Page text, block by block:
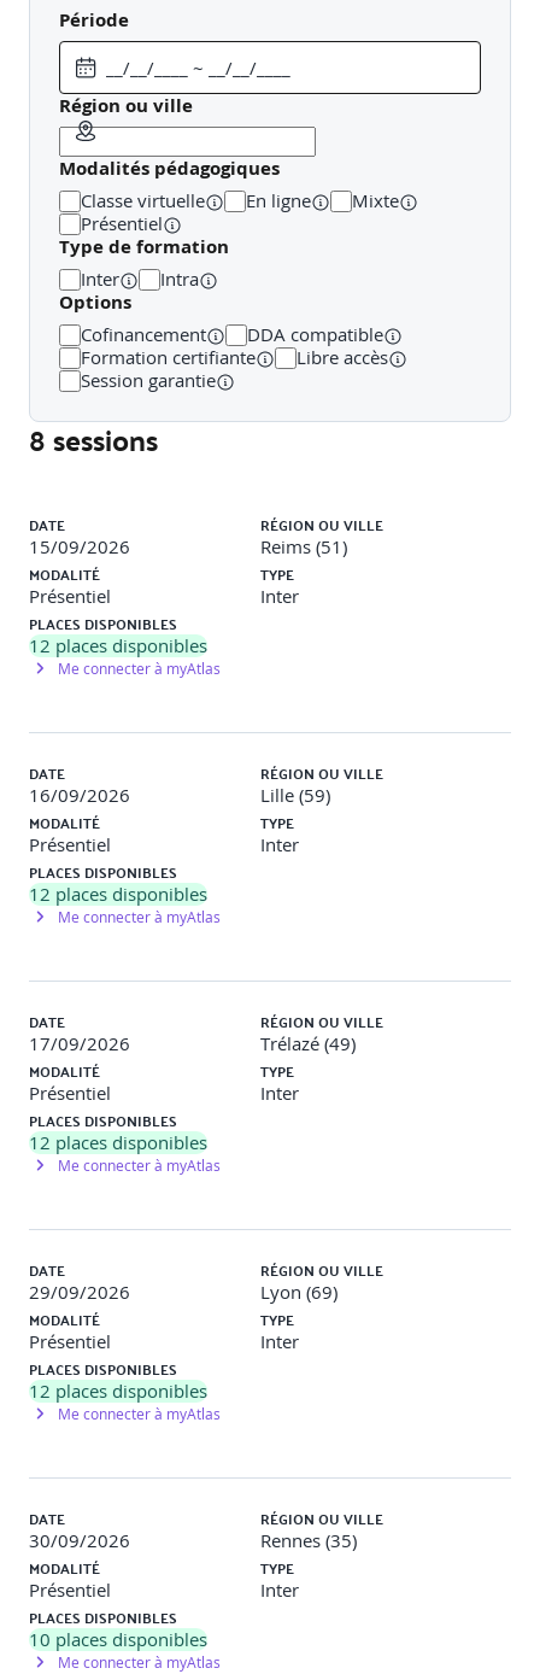
CAS DIFFICILES
colère, client insatisfait, erreur de gestion.
PLAN D’ACTION INDIVIDUEL
apprentissages, engagement des participants sur une
action à mettre en œuvre.
Période
Région ou ville
Modalités pédagogiques
Classe virtuelle En ligne
Mixte
Présentiel
Type de formation
Inter Intra
Options
Cofinancement
DDA compatible
Formation certifiante
Libre accès
Session garantie
8 sessions
DATE
15/09/2026
RÉGION OU VILLE
Reims (51)
MODALITÉ
Présentiel
TYPE
Inter
PLACES DISPONIBLES
12 places disponibles
Me connecter à myAtlas
DATE
16/09/2026
RÉGION OU VILLE
Lille (59)
MODALITÉ
Présentiel
TYPE
Inter
PLACES DISPONIBLES
12 places disponibles
Me connecter à myAtlas
DATE
17/09/2026
RÉGION OU VILLE
Trélazé (49)
MODALITÉ
Présentiel
TYPE
Inter
PLACES DISPONIBLES
12 places disponibles
Me connecter à myAtlas
DATE
29/09/2026
RÉGION OU VILLE
Lyon (69)
MODALITÉ
Présentiel
TYPE
Inter
PLACES DISPONIBLES
12 places disponibles
Me connecter à myAtlas
DATE
30/09/2026
RÉGION OU VILLE
Rennes (35)
MODALITÉ
Présentiel
TYPE
Inter
PLACES DISPONIBLES
10 places disponibles
Me connecter à myAtlas